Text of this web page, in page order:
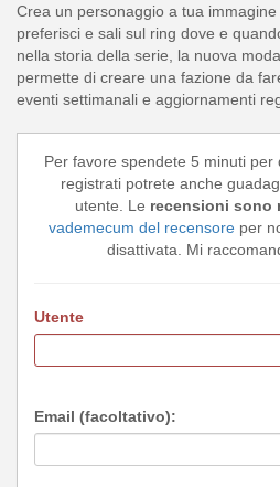
Crea un personaggio a tua
preferisci e sali sul ring dove e
nella storia della serie, la nuova
permette di creare una fazione da
eventi settimanali e aggiornamenti
Per favore spendete 5 minuti per
registrati potrete anche
utente. Le recensioni sono
vademecum del recensoreper
disattivata. Mi
Utente
Email (facoltativo):